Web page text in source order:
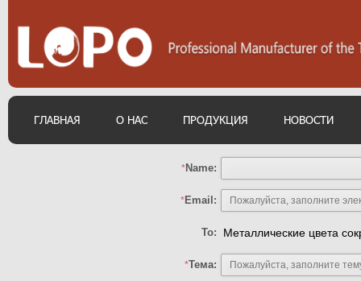
ГЛАВНАЯ О НАС ПРОДУКЦИЯ НОВОСТИ
*Name:
*Email:
To: Металлические цвета
*Тема: